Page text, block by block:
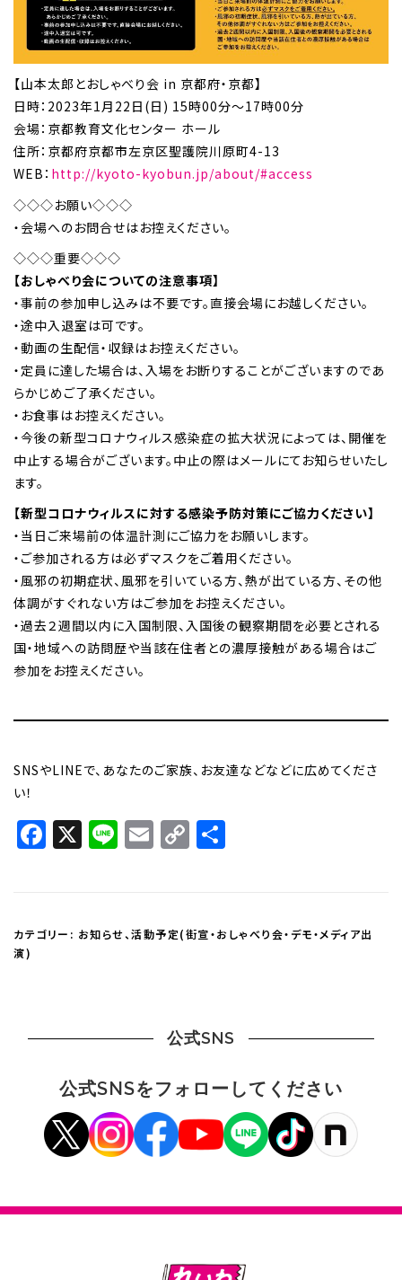
【山本太郎とおしゃべり会 in 京都府・京都】
日時：2023年1月22日(日) 15時00分～17時00分
会場：京都教育文化センター ホール
住所：京都府京都市左京区聖護院川原町4-13
WEB： http://kyoto-kyobun.jp/about/#access
◇◇◇お願い◇◇◇
・会場へのお問合せはお控えください。
◇◇◇重要◇◇◇
【おしゃべり会についての注意事項】
・事前の参加申し込みは不要です。直接会場にお越しください。
・途中入退室は可です。
・動画の生配信・収録はお控えください。
・定員に達した場合は、入場をお断りすることがございますのであ
らかじめご了承ください。
・お食事はお控えください。
・今後の新型コロナウィルス感染症の拡大状況によっては、開催を
中止する場合がございます。中止の際はメールにてお知らせいたし
ます。
【新型コロナウィルスに対する感染予防対策にご協力ください】
・当日ご来場前の体温計測にご協力をお願いします。
・ご参加される方は必ずマスクをご着用ください。
・風邪の初期症状、風邪を引いている方、熱が出ている方、その他
体調がすぐれない方はご参加をお控えください。
・過去２週間以内に入国制限、入国後の観察期間を必要とされる
国・地域への訪問歴や当該在住者との濃厚接触がある場合はご
参加をお控えください。
SNSやLINEで、あなたのご家族、お友達などなどに広めてくださ
い！
Facebook
X LineEmail
Copy
Link
カテゴリー: お知らせ、活動予定(街宣・おしゃべり会・デモ・メディア出
演)
公式SNS
公式SNSをフォローしてください